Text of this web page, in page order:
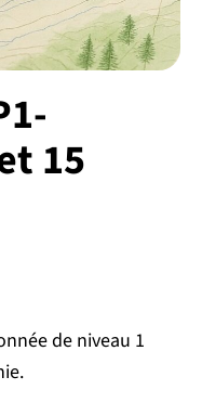
15
de niveau 1